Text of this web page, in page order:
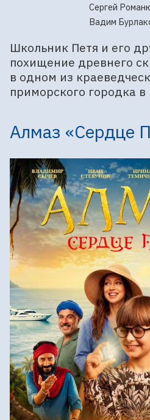
Сергей
Вадим
Школьник Петя и его
похищение древнего
в одном из
приморского городка
Алмаз «Сердце